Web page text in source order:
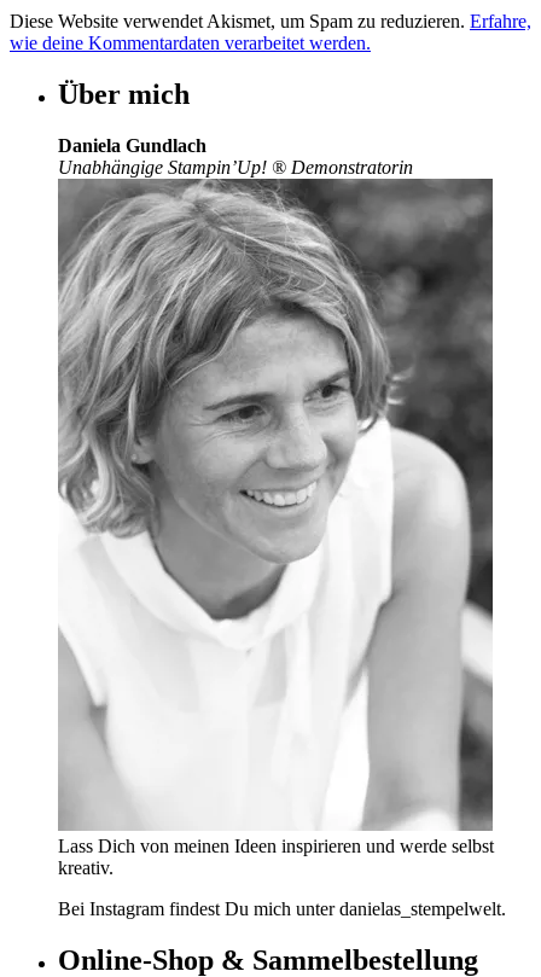
Diese Website verwendet Akismet, um Spam zu reduzieren. Erfahre,
wie deine Kommentardaten verarbeitet werden.
Über mich
Daniela Gundlach
Unabhängige Stampin’Up! ® Demonstratorin
Lass Dich von meinen Ideen inspirieren und werde selbst
kreativ.
Bei Instagram findest Du mich unter danielas_stempelwelt.
Online-Shop & Sammelbestellung